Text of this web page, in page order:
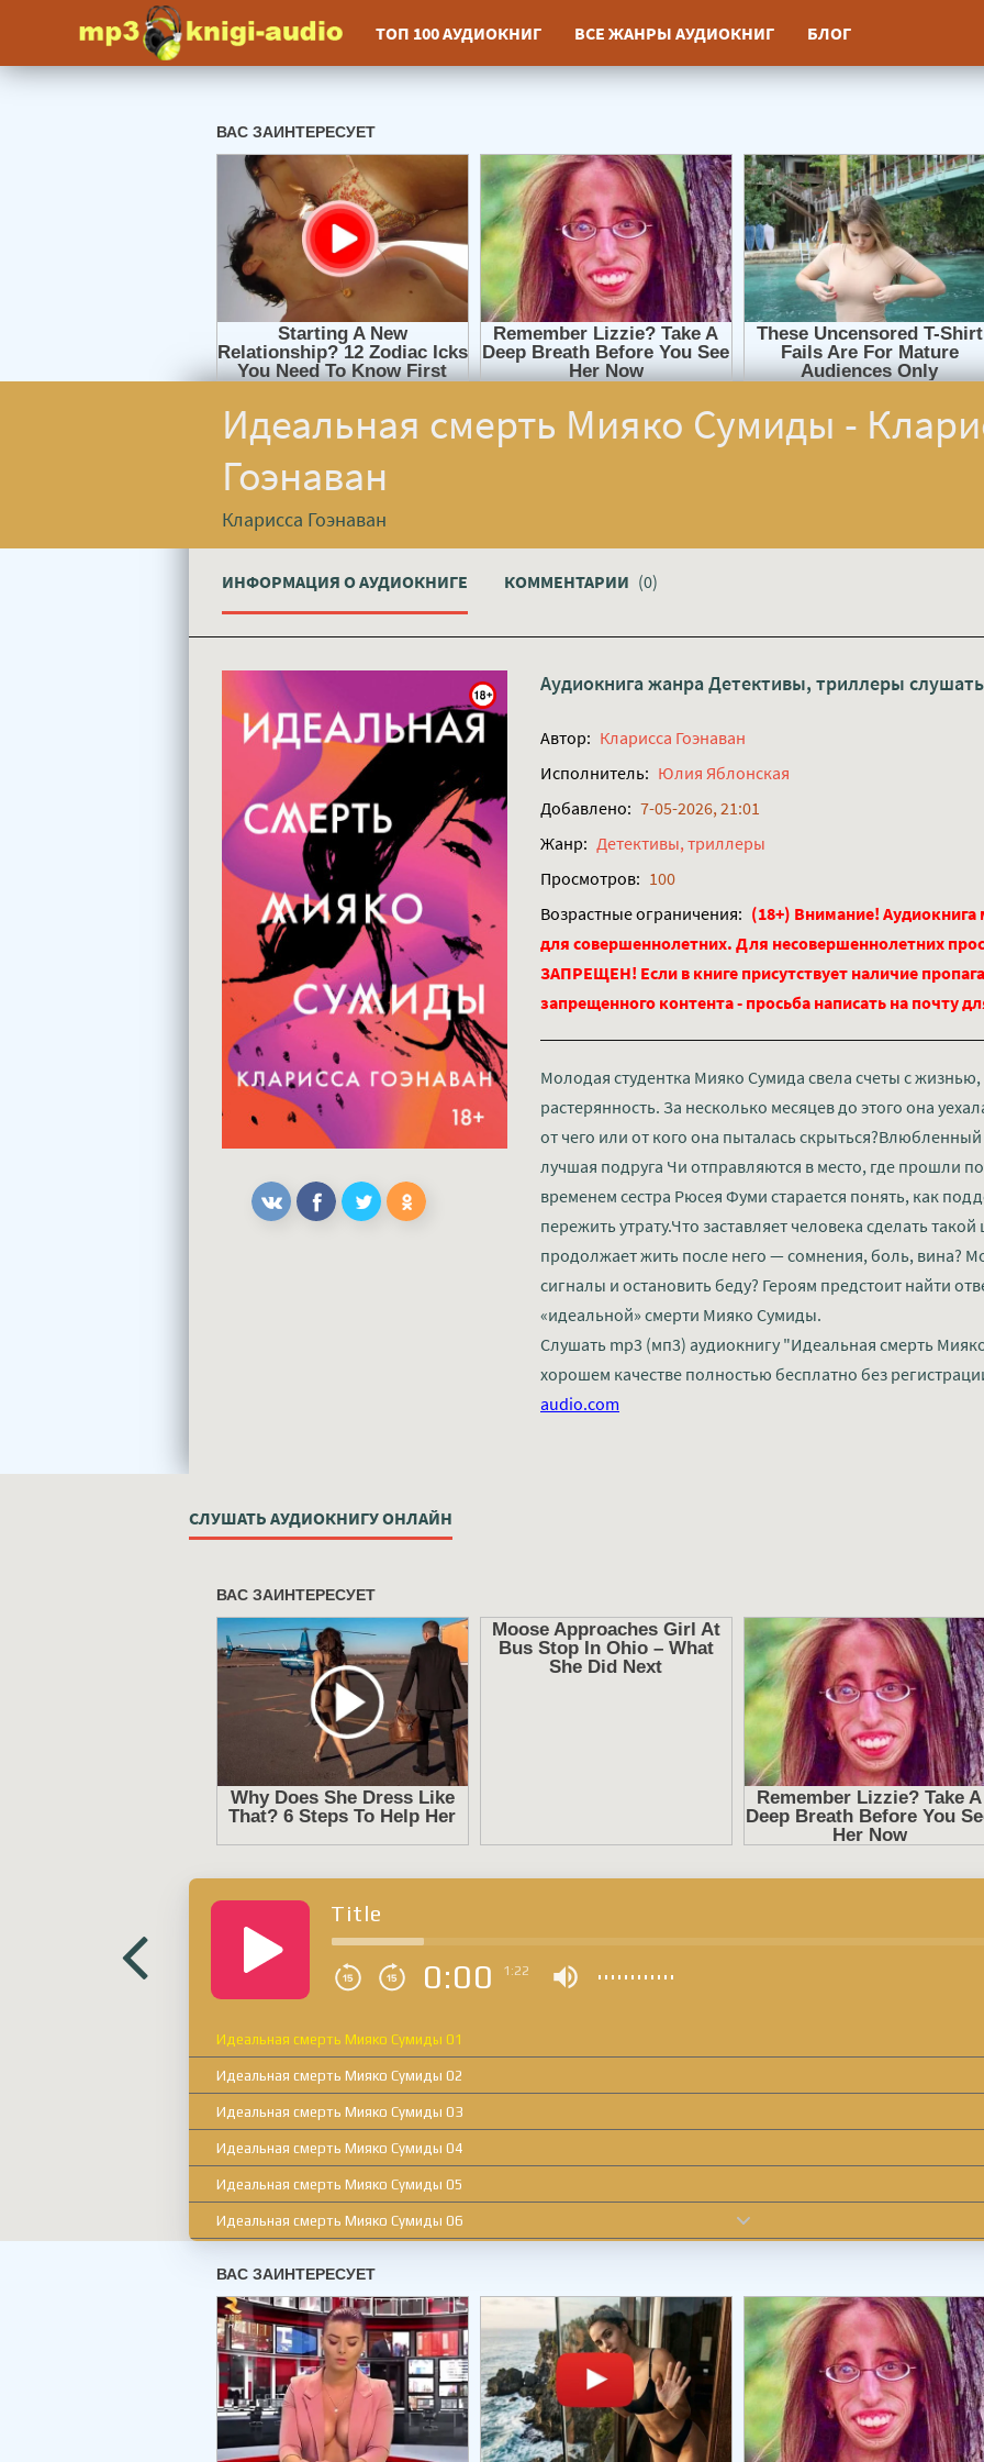
ТОП 100 АУДИОКНИГ ВСЕ ЖАНРЫ АУДИОКНИГ БЛОГ
Идеальная смерть Мияко Сумиды -
Гоэнаван
Кларисса Гоэнаван
ИНФОРМАЦИЯ О АУДИОКНИГЕ КОММЕНТАРИИ (0)
Аудиокнига жанра Детективы, триллеры
Автор: Кларисса Гоэнаван
Исполнитель: Юлия Яблонская
Добавлено: 7-05-2026, 21:01
Жанр: Детективы, триллеры
Просмотров: 100
Возрастные ограничения: (18+) Внимание!
для совершеннолетних. Для несовершеннолетних
ЗАПРЕЩЕН! Если в книге присутствует наличие
запрещенного контента - просьба написать на почту
Молодая студентка Мияко Сумида свела счеты с жизнью,
растерянность. За несколько месяцев до этого она
от чего или от кого она пыталась
лучшая подруга Чи отправляются в место, где прошли
временем сестра Рюсея Фуми старается понять, как
пережить утрату.Что заставляет человека сделать
продолжает жить после него — сомнения, боль, вина?
сигналы и остановить беду? Героям предстоит найти
«идеальной» смерти Мияко Сумиды.
Слушать mp3 (мп3) аудиокнигу "Идеальная смерть
хорошем качестве полностью бесплатно без
audio.com
СЛУШАТЬ АУДИОКНИГУ ОНЛАЙН
Title
0:00 1:22
Идеальная смерть Мияко Сумиды 01
Идеальная смерть Мияко Сумиды 02
Идеальная смерть Мияко Сумиды 03
Идеальная смерть Мияко Сумиды 04
Идеальная смерть Мияко Сумиды 05
Идеальная смерть Мияко Сумиды 06
Идеальная смерть Мияко Сумиды 08
Идеальная смерть Мияко Сумиды 09
Идеальная смерть Мияко Сумиды 10
Идеальная смерть Мияко Сумиды 11
Идеальная смерть Мияко Сумиды 12